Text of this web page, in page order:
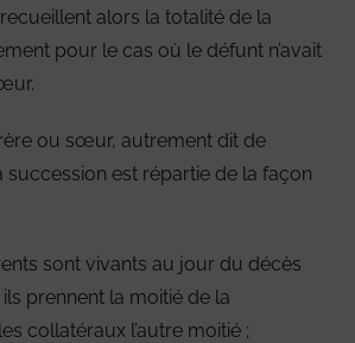
alors la totalité de la
pour le cas où le défunt n’avait
ou sœur, autrement dit de
succession est répartie de la façon
sont vivants au jour du décès
prennent la moitié de la
collatéraux l’autre moitié ;